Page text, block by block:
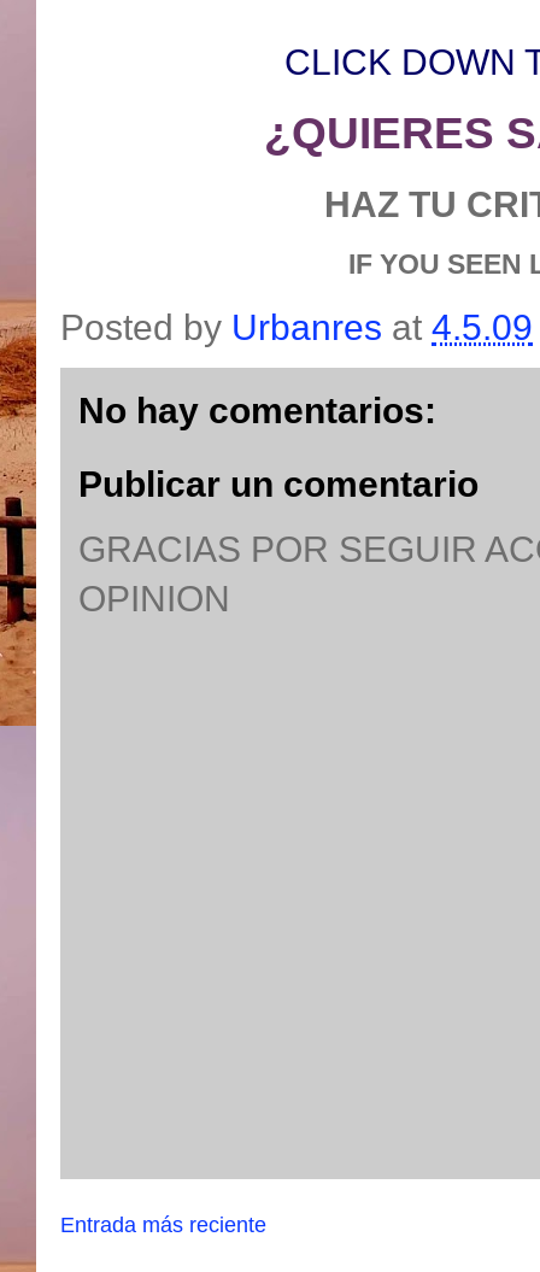
CLICK DOWN
¿QUIERES
HAZ TU
IF YOU SEEN
Posted by Urbanres at 4.5.09
No hay comentarios:
Publicar un comentario
GRACIAS POR SEGUIR
OPINION
Entrada más reciente